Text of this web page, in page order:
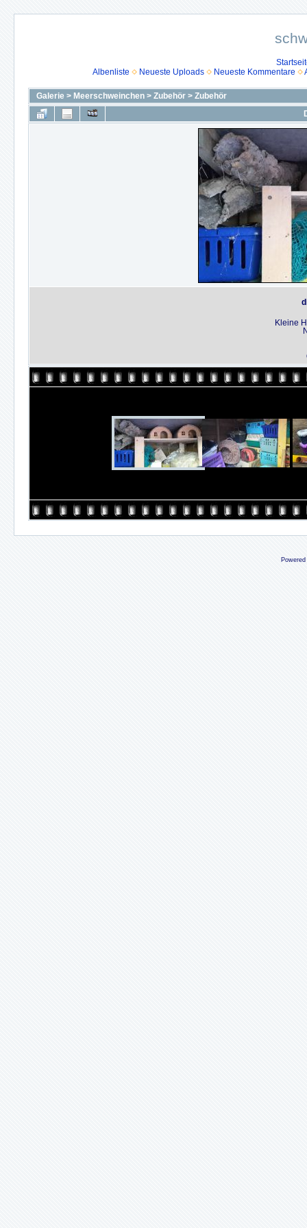
Albenliste
Neueste Uploads Neueste Kommentare
Galerie > Meerschweinchen > Zubehör > Zubehör
Kleine